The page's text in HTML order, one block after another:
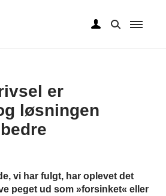
er
løsningen
vi har fulgt, har oplevet det
peget ud som »forsinket« eller